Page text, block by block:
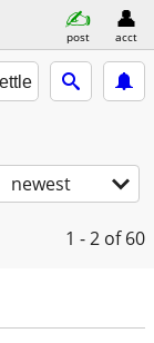
post acct
newest
1 - 2 of 60